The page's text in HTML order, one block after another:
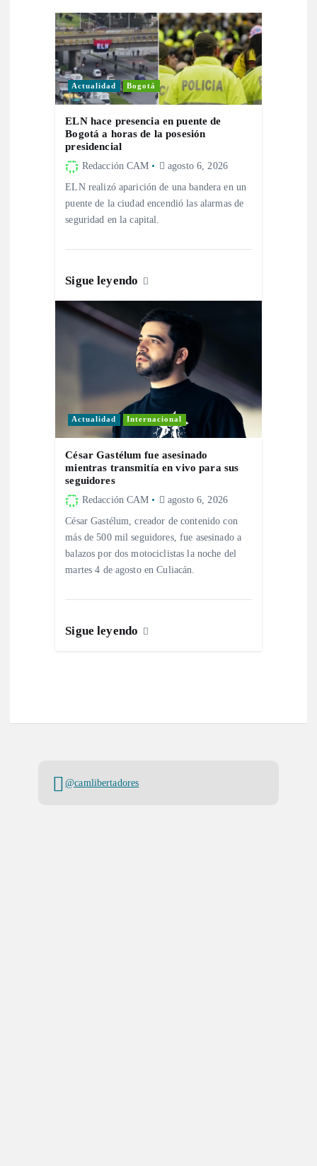
Actualidad Bogotá
ELN hace presencia en puente de
Bogotá a horas de la posesión
presidencial
Redacción CAM agosto 6, 2026
ELN realizó aparición de una bandera en un
puente de la ciudad encendió las alarmas de
seguridad en la capital.
Sigue leyendo
Actualidad Internacional
César Gastélum fue asesinado
mientras transmitía en vivo para sus
seguidores
Redacción CAM agosto 6, 2026
César Gastélum, creador de contenido con
más de 500 mil seguidores, fue asesinado a
balazos por dos motociclistas la noche del
martes 4 de agosto en Culiacán.
Sigue leyendo
@camlibertadores